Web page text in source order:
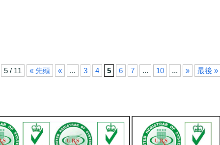
5 / 11 « 先頭 « ... 3 4 5 6 7 ... 10 ... » 最後 »